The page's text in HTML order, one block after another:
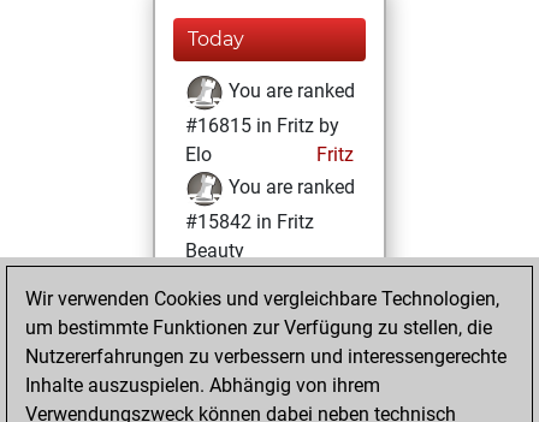
Today
You are ranked
#16815 in Fritz by
Elo
Fritz
You are ranked
#15842 in Fritz
Beauty
Sonntag,
Dezember 26,
2021
You achieved a
Wir verwenden Cookies und vergleichbare Technologien,
um bestimmte Funktionen zur Verfügung zu stellen, die
Nutzererfahrungen zu verbessern und interessengerechte
Inhalte auszuspielen. Abhängig von ihrem
Verwendungszweck können dabei neben technisch